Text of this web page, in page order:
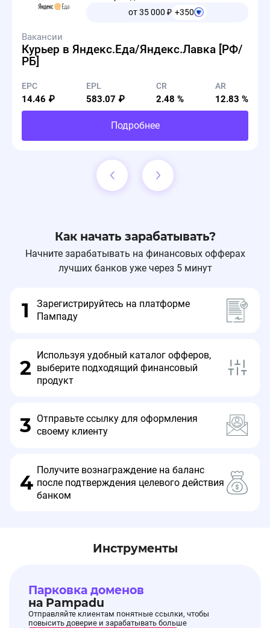
от 35 000 ₽ +350
Вакансии
Курьер в Яндекс.Еда/Яндекс.Лавка [РФ/
РБ]
EPC
14.46 ₽
EPL
583.07 ₽
CR
2.48 %
AR
12.83 %
Подробнее
Как начать зарабатывать?
Начните зарабатывать на финансовых офферах
лучших банков уже через 5 минут
1
Зарегистрируйтесь на платформе
Пампаду
2
Используя удобный каталог офферов,
выберите подходящий финансовый
продукт
3 Отправьте ссылку для оформления
своему клиенту
4
Получите вознаграждение на баланс
после подтверждения целевого действия
банком
Инструменты
Парковка доменов
на Pampadu
Отправляйте клиентам понятные ссылки, чтобы
повысить доверие и зарабатывать больше